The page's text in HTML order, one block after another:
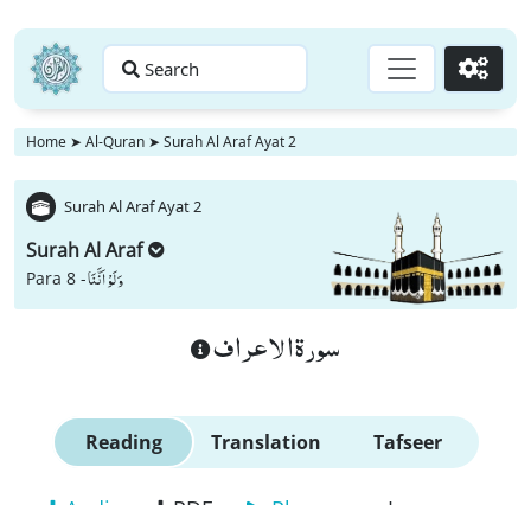
Search Go
Home ➤ Al-Quran ➤ Surah Al Araf Ayat 2
Surah Al Araf Ayat 2
Surah Al Araf
Para 8 -وَ لَوْ اَنَّنَا
سورة الاعراف
Reading Translation Tafseer